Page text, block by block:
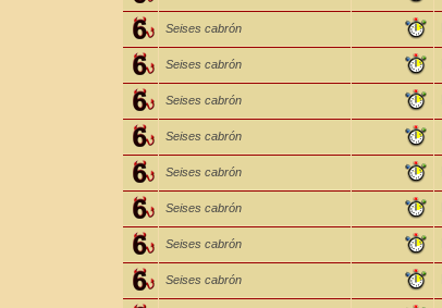
Seises cabrón
Seises cabrón
Seises cabrón
Seises cabrón
Seises cabrón
Seises cabrón
Seises cabrón
Seises cabrón